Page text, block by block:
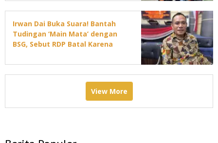
Irwan Dai Buka Suara! Bantah
Tudingan ‘Main Mata’ dengan
BSG, Sebut RDP Batal Karena
View More